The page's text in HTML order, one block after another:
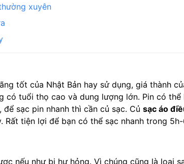
xuyên
tốt của Nhật Bản hay sử dụng, giá thành
có tuổi thọ cao và dung lượng lớn. Pin có
sạc pin nhanh thì cần củ sạc. Củ sạc áo
Rất tiện lợi để bạn có thể sạc nhanh trong
nếu như bị hư hỏng. Vì chúng cũng là loại